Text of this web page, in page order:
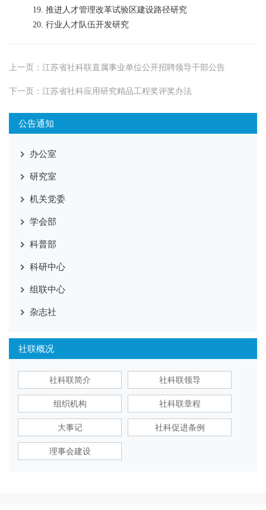
19. 推进人才管理改革试验区建设路径研究
20. 行业人才队伍开发研究
上一页： 江苏省社科联直属事业单位公开招聘领导干部公告
下一页： 江苏省社科应用研究精品工程奖评奖办法
公告通知
办公室
研究室
机关党委
学会部
科普部
科研中心
组联中心
杂志社
社联概况
社科联简介 社科联领导
组织机构 社科联章程
大事记 社科促进条例
理事会建设